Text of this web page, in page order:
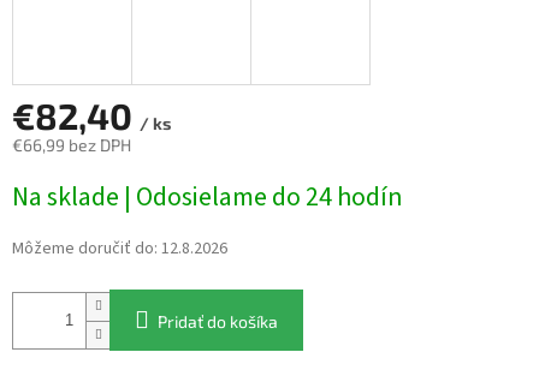
€82,40 / ks
€66,99 bez DPH
cena:
Na sklade | Odosielame do 24 hodín
Môžeme doručiť do: 12.8.2026
Pridať do košíka